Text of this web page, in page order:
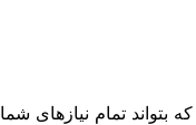
بتواند تمام نیازهای شما